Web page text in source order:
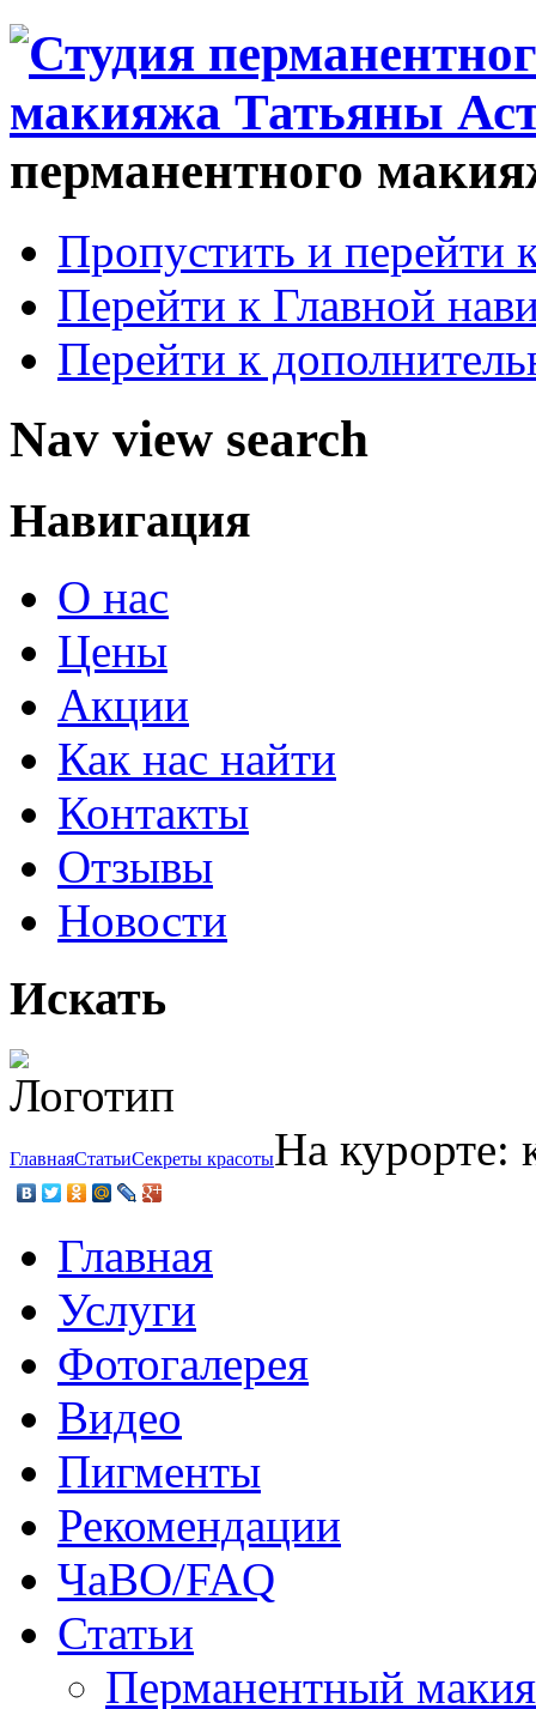
перманентного
Пропустить и перейти
Перейти к Главной
Перейти к
Nav view search
Навигация
О нас
Цены
Акции
Как нас найти
Контакты
Отзывы
Новости
Искать
ГлавнаяСтатьиСекреты красотыНа курорте:
Главная
Услуги
Фотогалерея
Видео
Пигменты
Рекомендации
ЧаВО/FAQ
Статьи
Перманентный